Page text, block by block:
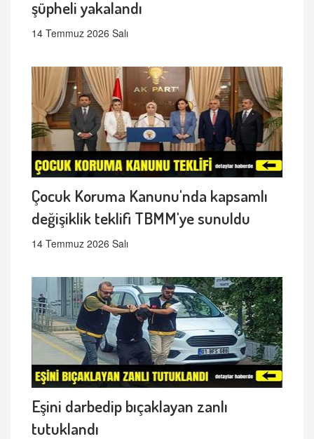
şüpheli yakalandı
14 Temmuz 2026 Salı
Çocuk Koruma Kanunu'nda kapsamlı
değişiklik teklifi TBMM'ye sunuldu
14 Temmuz 2026 Salı
Eşini darbedip bıçaklayan zanlı
tutuklandı